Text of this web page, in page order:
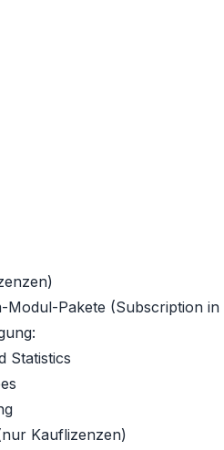
Modul-Pakete (Subscription
Statistics
Kauflizenzen)